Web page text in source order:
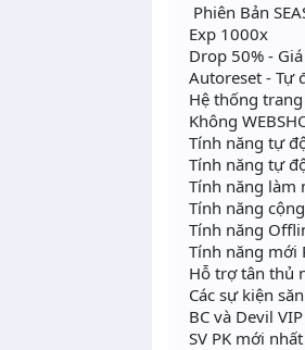
Phiên Bản
Exp 1000x
Drop 50% -
Autoreset - Tự
Hệ thống
Không
Tính năng tự
Tính năng tự
Tính năng làm
Tính năng
Tính năng
Tính năng mới
Hỗ trợ tân thủ
Các sự kiện
BC và Devil
SV PK mới